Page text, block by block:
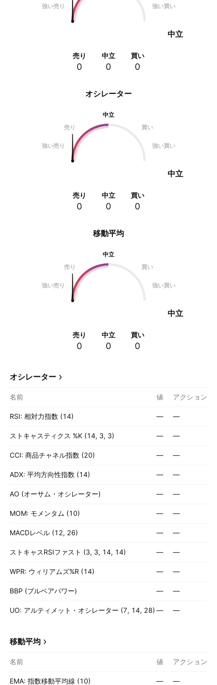
オシレーター
中立
売り
買い
強い売り 強い買い
中立
売り
0
中立
0
買い
0
強い売り 強い買い
中立
売り
0
中立
0
買い
0
移動平均
中立
売り
買い
強い売り 強い買い
中立
売り
0
中立
0
買い
0
オシレーター
名前 値 アクション
RSI: 相対力指数 (14) — —
ストキャスティクス %K (14, 3, 3) — —
CCI: 商品チャネル指数 (20) — —
ADX: 平均方向性指数 (14) — —
AO (オーサム・オシレーター) — —
MOM: モメンタム (10) — —
MACDレベル (12, 26) — —
ストキャスRSIファスト (3, 3, 14, 14) — —
WPR: ウィリアムズ%R (14) — —
BBP (ブルベアパワー) — —
UO: アルティメット・オシレーター (7, 14, 28) — —
移動平均
名前 値 アクション
EMA: 指数移動平均線 (10) — —